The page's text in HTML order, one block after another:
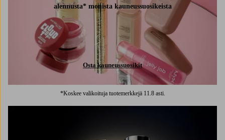
alennusta* monista kauneussuosikeista
Osta kauneussuosikit
*Koskee valikoituja tuotemerkkejä 11.8 asti.